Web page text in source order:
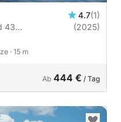
4.7(1)
43
| 4
(2025)
· 15 m
Ab 444 € / Tag